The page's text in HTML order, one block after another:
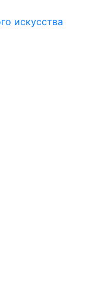
искусства